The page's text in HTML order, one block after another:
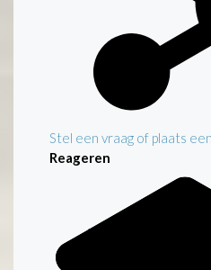
Stel een vraag of plaats
Reageren